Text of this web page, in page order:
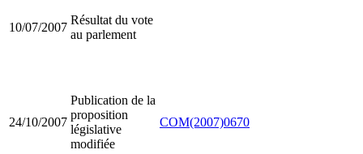
10/07/2007
Résultat du vote
au parlement
24/10/2007
Publication de la
proposition
législative
modifiée
COM(2007)0670